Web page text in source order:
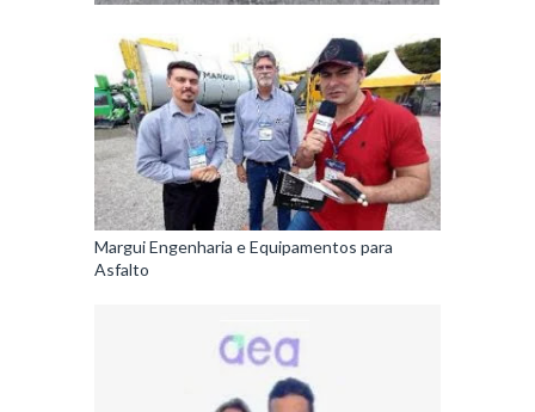
Margui Engenharia e Equipamentos para
Asfalto